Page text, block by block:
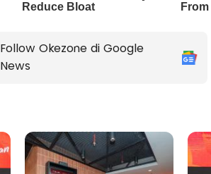
Follow Okezone di Google
News